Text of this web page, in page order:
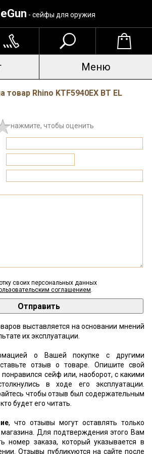
- сейфы для оружия
Меню
товар Rhino KTF5940EX BT EL
нажмите, чтобы оценить
своих персональных данных
соглашением.
выставляется на основании мнений
их эксплуатации.
о Вашей покупке с другими
отзыв о товаре. Опишите свой
сейф или, наоборот, с какими
в ходе его эксплуатации.
чтобы отзыв был содержательным
будет его читать.
, что отзывы могут оставлять только
магазина. Для подтверждения этого Вам
номер заказа, который указывается в
Отзывы публикуются на сайте после